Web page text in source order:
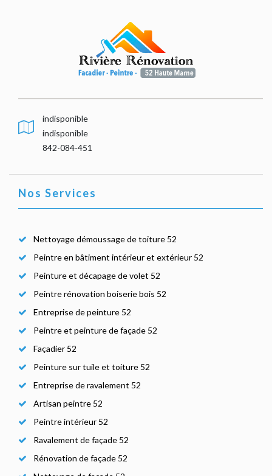
indisponible
indisponible
842-084-451
Nos Services
Nettoyage démoussage de toiture 52
Peintre en bâtiment intérieur et extérieur 52
Peinture et décapage de volet 52
Peintre rénovation boiserie bois 52
Entreprise de peinture 52
Peintre et peinture de façade 52
Façadier 52
Peinture sur tuile et toiture 52
Entreprise de ravalement 52
Artisan peintre 52
Peintre intérieur 52
Ravalement de façade 52
Rénovation de façade 52